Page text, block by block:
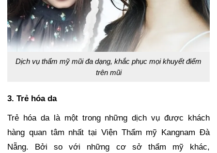
Dịch vụ thẩm mỹ mũi đa dạng, khắc phục mọi khuyết điểm
trên mũi
3. Trẻ hóa da
Trẻ hóa da là một trong những dịch vụ được khách
hàng quan tâm nhất tại Viện Thẩm mỹ Kangnam Đà
Nẵng. Bởi so với những cơ sở thẩm mỹ khác,